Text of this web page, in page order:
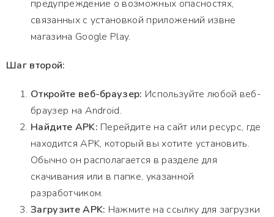
предупреждение о возможных опасностях,
связанных с установкой приложений извне
магазина Google Play.
Шаг второй:
Откройте веб-браузер: Используйте любой веб-
браузер на Android.
Найдите APK: Перейдите на сайт или ресурс, где
находится APK, который вы хотите установить.
Обычно он располагается в разделе для
скачивания или в папке, указанной
разработчиком.
Загрузите APK: Нажмите на ссылку для загрузки